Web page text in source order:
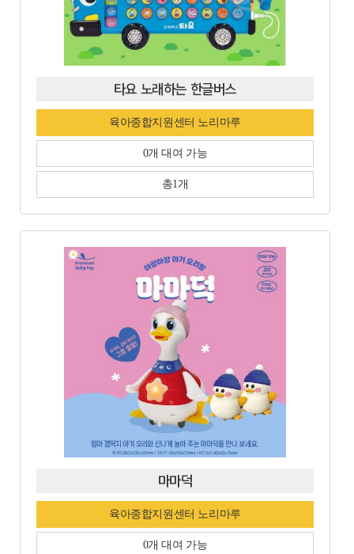
타요 노래하는 한글버스
육아종합지원센터 노리마루
0개 대여 가능
총1개
마마덕
육아종합지원센터 노리마루
0개 대여 가능